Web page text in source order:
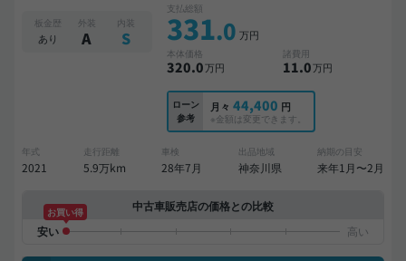
板金歴
あり
外装
A
内装
S
支払総額
331.0 万円
本体価格
320.0万円
諸費用
11.0万円
ローン
参考
月々 44,400 円
※金額は変更できます。
年式
2021
走行距離
5.9万km
車検
28年7月
出品地域
神奈川県
納期の目安
来年1月〜2月
中古車販売店の価格との比較
お買い得